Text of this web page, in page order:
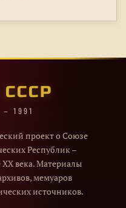
– 1991
проект о Союзе
Республик –
века. Материалы
мемуаров
источников.